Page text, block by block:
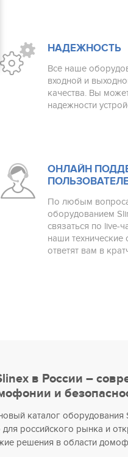
НАДЕЖНОСТЬ
Всё наше
входной и
качества. Вы
надежности
ОНЛАЙН
По любым
оборудованием
связаться по live-
наши технические
ответят вам в
в России –
и
каталог оборудования
для российского рынка и
решения в области